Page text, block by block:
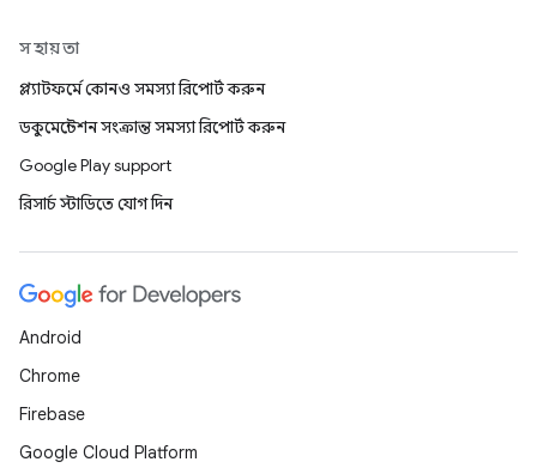
সহায়তা
প্ল্যাটফর্মে কোনও সমস্যা রিপোর্ট করুন
ডকুমেন্টেশন সংক্রান্ত সমস্যা রিপোর্ট করুন
Google Play support
রিসার্চ স্টাডিতে যোগ দিন
Android
Chrome
Firebase
Google Cloud Platform